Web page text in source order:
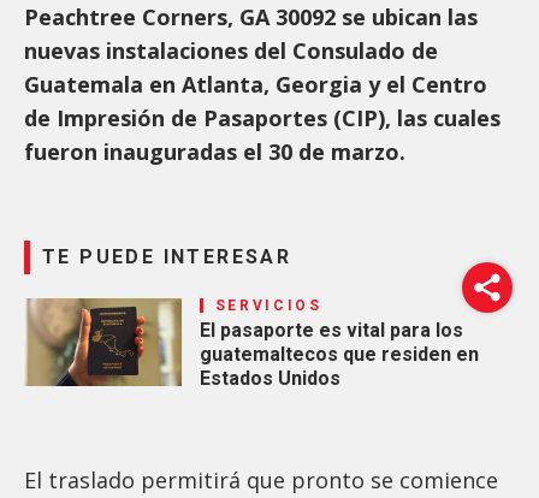
Peachtree Corners, GA 30092 se ubican las
nuevas instalaciones del Consulado de
Guatemala en Atlanta, Georgia y el Centro
de Impresión de Pasaportes (CIP), las cuales
fueron inauguradas el 30 de marzo.
TE PUEDE INTERESAR
SERVICIOS
El pasaporte es vital para los
guatemaltecos que residen en
Estados Unidos
El traslado permitirá que pronto se comience